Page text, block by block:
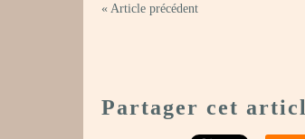
« Article précédent
Partager cet